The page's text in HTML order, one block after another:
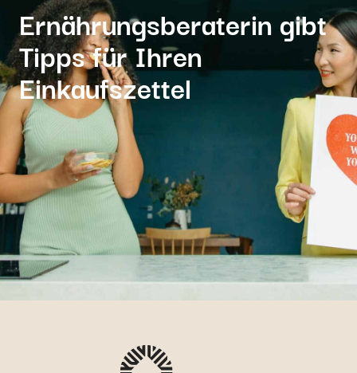
Ernährungsberaterin gibt
Tipps für Ihren
Einkaufszettel